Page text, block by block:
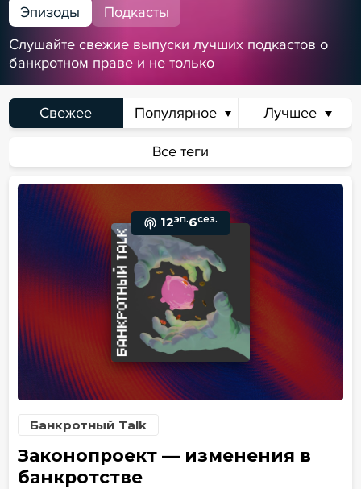
Эпизоды
Подкасты
Слушайте свежие выпуски лучших подкастов о
банкротном праве и не только
Свежее Популярное Лучшее
Все теги
Сегодня Неделя Месяц Всё время
12эп.6сез.
Банкротный Talk
Законопроект — изменения в
банкротстве